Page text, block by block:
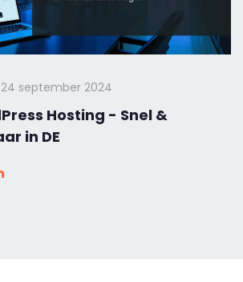
24 september 2024
Hosting - Snel &
in DE